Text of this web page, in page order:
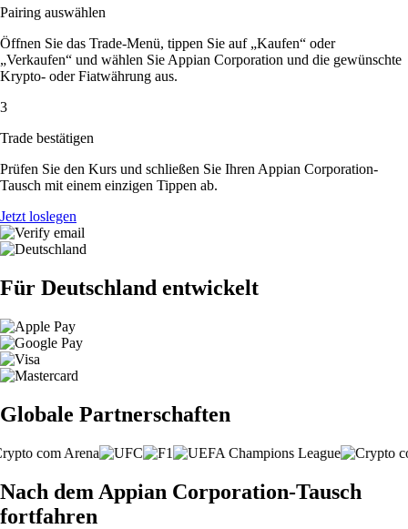
Pairing auswählen
Öffnen Sie das Trade-Menü, tippen Sie auf „Kaufen“ oder
„Verkaufen“ und wählen Sie Appian Corporation und die gewünschte
Krypto- oder Fiatwährung aus.
3
Trade bestätigen
Prüfen Sie den Kurs und schließen Sie Ihren Appian Corporation-
Tausch mit einem einzigen Tippen ab.
Jetzt loslegen
Für Deutschland entwickelt
Globale Partnerschaften
Nach dem Appian Corporation-Tausch
fortfahren